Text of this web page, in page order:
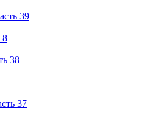
39
8
38
37